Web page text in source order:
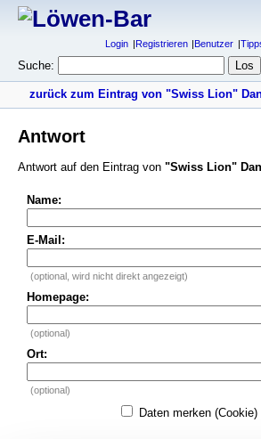
Login Registrieren Benutzer
Suche:
zurück zum Eintrag von "Swiss Lion"
Antwort
Antwort auf den Eintrag von "Swiss Lion"
Name:
E-Mail:
(optional, wird nicht direkt angezeigt)
Homepage:
(optional)
Ort:
(optional)
Daten merken (Cookie)